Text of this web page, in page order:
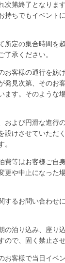
次第終了となりま
持ちでもイベント
所定の集合時間を
了承ください。
お客様の通行を妨
発見次第、そのお
ます。そのような
および円滑な進行
設けさせていただ
。
費等はお客様ご自
更や中止になった
するお問い合わせ
の泊り込み、座り
ので、固く禁止さ
お客様で当日イベ